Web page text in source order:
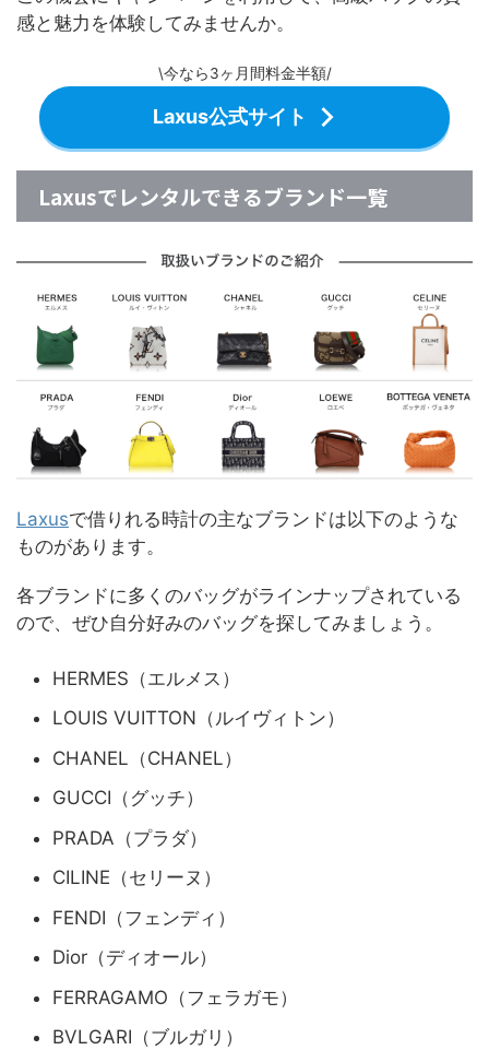
感と魅力を体験してみませんか。
\今なら3ヶ月間料金半額/
Laxus公式サイト
Laxusでレンタルできるブランド一覧
Laxusで借りれる時計の主なブランドは以下のような
ものがあります。
各ブランドに多くのバッグがラインナップされている
ので、ぜひ自分好みのバッグを探してみましょう。
HERMES（エルメス）
LOUIS VUITTON（ルイヴィトン）
CHANEL（CHANEL）
GUCCI（グッチ）
PRADA（プラダ）
CILINE（セリーヌ）
FENDI（フェンディ）
Dior（ディオール）
FERRAGAMO（フェラガモ）
BVLGARI（ブルガリ）